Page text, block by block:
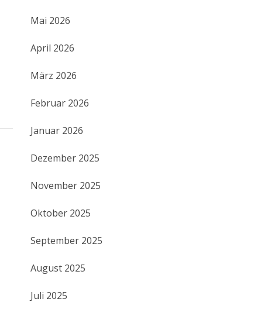
Mai 2026
April 2026
März 2026
Februar 2026
Januar 2026
Dezember 2025
November 2025
Oktober 2025
September 2025
August 2025
Juli 2025